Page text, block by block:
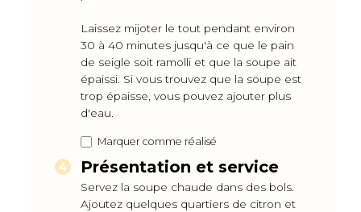
Laissez mijoter le tout pendant environ
30 à 40 minutes jusqu'à ce que le pain
de seigle soit ramolli et que la soupe ait
épaissi. Si vous trouvez que la soupe est
trop épaisse, vous pouvez ajouter plus
d'eau.
Marquer comme réalisé
Présentation et service
Servez la soupe chaude dans des bols.
Ajoutez quelques quartiers de citron et